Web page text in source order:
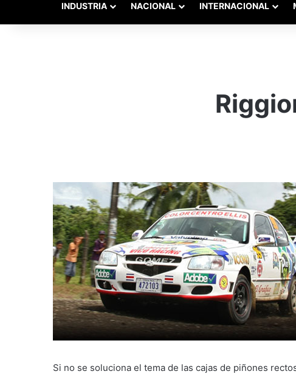
INDUSTRIA NACIONAL INTERNACIONAL
Si no se soluciona el tema de las cajas de piñones